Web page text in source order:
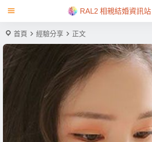
RAL2 相親結婚資訊站
首頁 經驗分享 正文